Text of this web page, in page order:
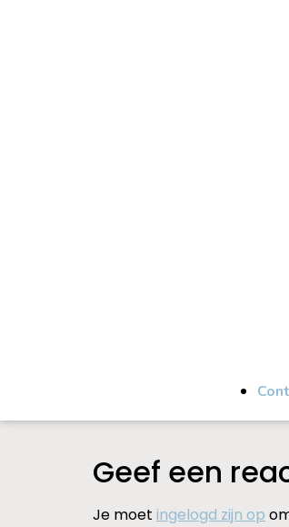
Geef een
Je moet ingelogd zijn op